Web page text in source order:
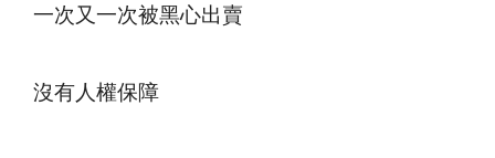
一次又一次被黑心出賣
沒有人權保障